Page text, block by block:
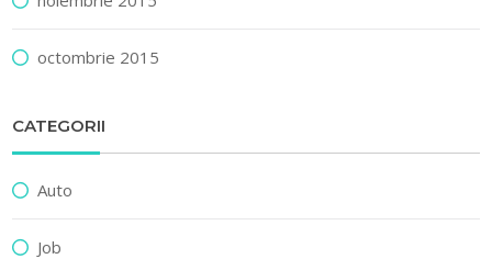
octombrie 2015
CATEGORII
Auto
Job